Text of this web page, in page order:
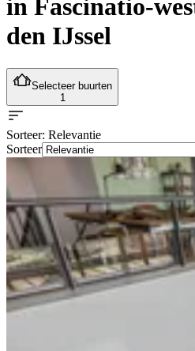
in Fascinatio-
den IJssel
Selecteer buurten
1
Sorteer: Relevantie
Sorteer